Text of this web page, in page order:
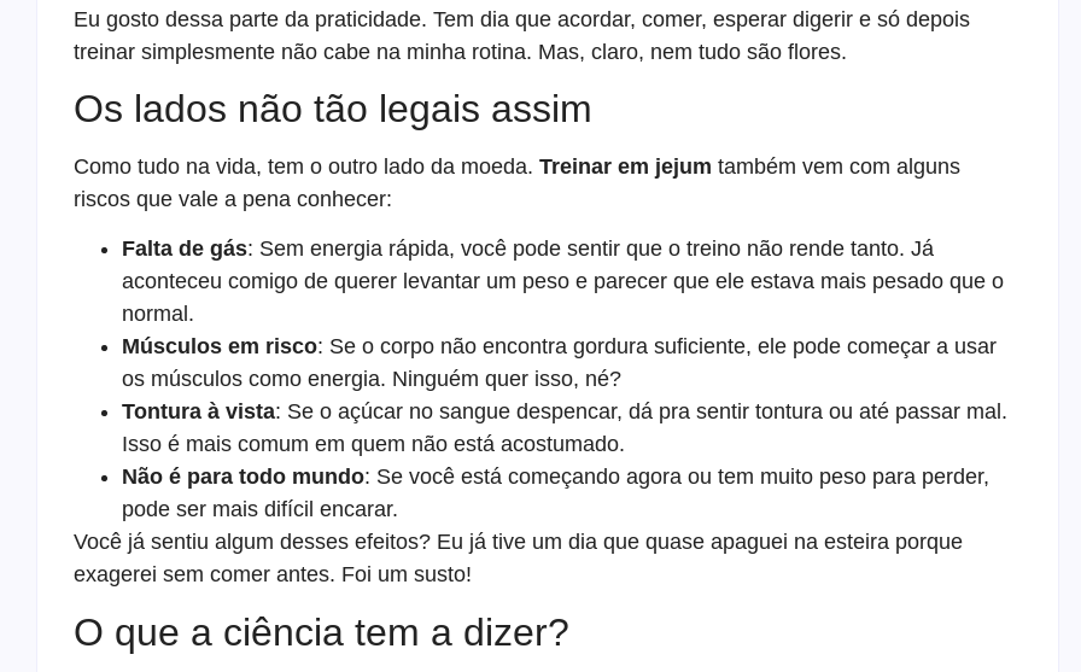
Eu gosto dessa parte da praticidade. Tem dia que acordar, comer, esperar digerir e só depois
treinar simplesmente não cabe na minha rotina. Mas, claro, nem tudo são flores.
Os lados não tão legais assim
Como tudo na vida, tem o outro lado da moeda. Treinar em jejum também vem com alguns
riscos que vale a pena conhecer:
Falta de gás: Sem energia rápida, você pode sentir que o treino não rende tanto. Já
aconteceu comigo de querer levantar um peso e parecer que ele estava mais pesado que o
normal.
Músculos em risco: Se o corpo não encontra gordura suficiente, ele pode começar a usar
os músculos como energia. Ninguém quer isso, né?
Tontura à vista: Se o açúcar no sangue despencar, dá pra sentir tontura ou até passar mal.
Isso é mais comum em quem não está acostumado.
Não é para todo mundo: Se você está começando agora ou tem muito peso para perder,
pode ser mais difícil encarar.
Você já sentiu algum desses efeitos? Eu já tive um dia que quase apaguei na esteira porque
exagerei sem comer antes. Foi um susto!
O que a ciência tem a dizer?